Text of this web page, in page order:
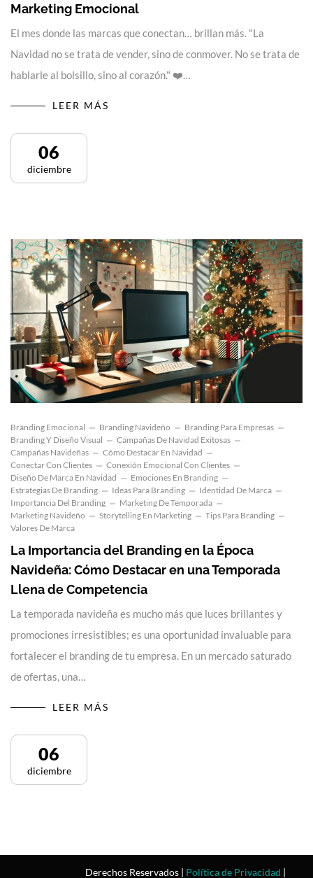
Marketing Emocional
El mes donde las marcas que conectan… brillan más. "La
Navidad no se trata de vender, sino de conmover. No se trata de
hablarle al bolsillo, sino al corazón." ❤️…
LEER MÁS
06
diciembre
Branding Emocional Branding Navideño
Branding Para Empresas
Branding Y Diseño Visual
Campañas De Navidad Exitosas
Campañas Navideñas
Cómo Destacar En Navidad
Conectar Con Clientes
Conexión Emocional Con Clientes
Diseño De Marca En Navidad
Emociones En Branding
Estrategias De Branding
Ideas Para Branding
Identidad De Marca
Importancia Del Branding
Marketing De Temporada
Marketing Navideño
Storytelling En Marketing
Tips Para Branding
Valores De Marca
La Importancia del Branding en la Época
Navideña: Cómo Destacar en una Temporada
Llena de Competencia
La temporada navideña es mucho más que luces brillantes y
promociones irresistibles; es una oportunidad invaluable para
fortalecer el branding de tu empresa. En un mercado saturado
de ofertas, una…
LEER MÁS
06
diciembre
Derechos Reservados | Política de Privacidad